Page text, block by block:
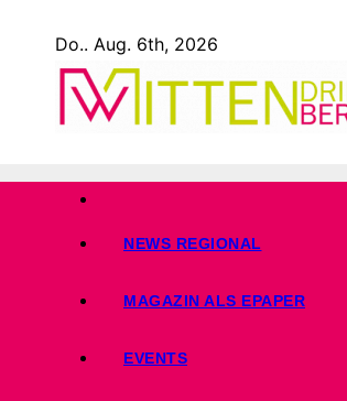
Do.. Aug. 6th, 2026
NEWS REGIONAL
MAGAZIN ALS EPAPER
EVENTS